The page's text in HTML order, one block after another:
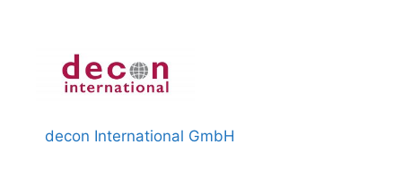
decon International GmbH